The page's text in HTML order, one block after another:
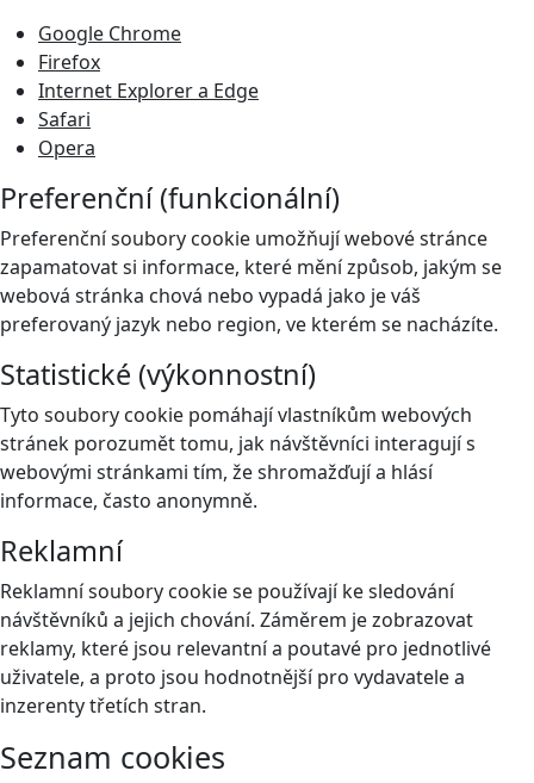
Google Chrome
Firefox
Internet Explorer a Edge
Safari
Opera
Preferenční (funkcionální)
Preferenční soubory cookie umožňují webové stránce
zapamatovat si informace, které mění způsob, jakým se
webová stránka chová nebo vypadá jako je váš
preferovaný jazyk nebo region, ve kterém se nacházíte.
Statistické (výkonnostní)
Tyto soubory cookie pomáhají vlastníkům webových
stránek porozumět tomu, jak návštěvníci interagují s
webovými stránkami tím, že shromažďují a hlásí
informace, často anonymně.
Reklamní
Reklamní soubory cookie se používají ke sledování
návštěvníků a jejich chování. Záměrem je zobrazovat
reklamy, které jsou relevantní a poutavé pro jednotlivé
uživatele, a proto jsou hodnotnější pro vydavatele a
inzerenty třetích stran.
Seznam cookies